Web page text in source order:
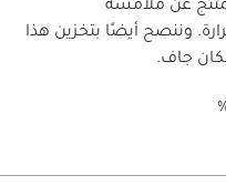
عن ملامسة
وننصح أيضًا بتخزين هذا
جاف.